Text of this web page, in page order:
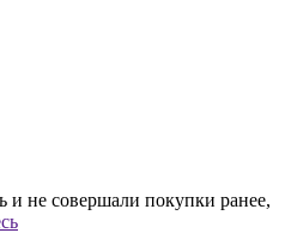
и не совершали покупки ранее,